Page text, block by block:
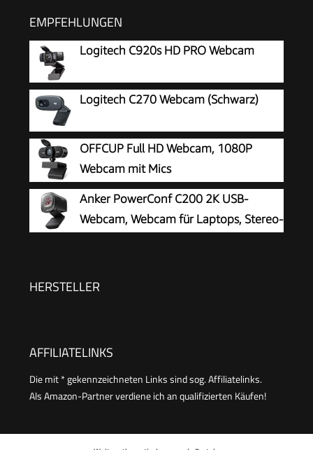
EMPFEHLUNGEN
Logitech C920s HD PRO Webcam
Logitech C270 Webcam (Schwarz)
OFFCUP Full HD Webcam, 1080P
Webcam mit Mics
Geräuschunterdrückung, USB Webcam
Autofokus Streaming Kamera für PC Laptop für
Live-Streaming Videoanruf Konferenz Online-
Anker PowerConf C200 2K USB-
Webcam, Webcam für Laptops, Stereo-
HERSTELLER
AFFILIATELINKS
Die mit * gekennzeichneten Links sind sog. Affiliatelinks.
Als Amazon-Partner verdiene ich an qualifizierten Käufen!